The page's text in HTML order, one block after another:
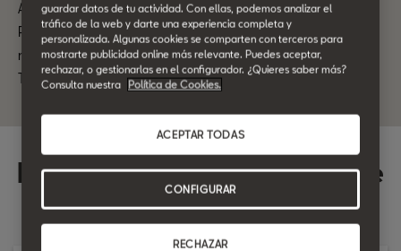
Actualmente la Guía de Posventa no se encuentra disponible.
Para cualquier consulta por favor ponte en contacto con
nosotros.
También puedes pedir cita de manera 100% online.
Elige el Taller SEAT donde
quieres realizar la cita.
guardar datos de tu actividad. Con ellas, podemos analizar el
tráfico de la web y darte una experiencia completa y
personalizada. Algunas cookies se comparten con terceros para
mostrarte publicidad online más relevante. Puedes aceptar,
rechazar, o gestionarlas en el configurador. ¿Quieres saber más?
Consulta nuestra
Política de Cookies.
RECHAZAR
ACEPTAR TODAS
CONFIGURAR